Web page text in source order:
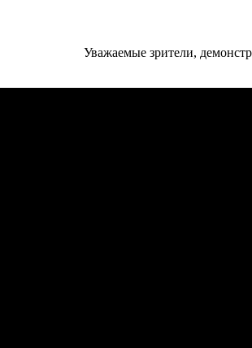
Ува­жае­мые зри­те­ли,